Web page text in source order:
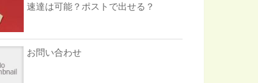
速達は可能？ポストで出せる？
お問い合わせ